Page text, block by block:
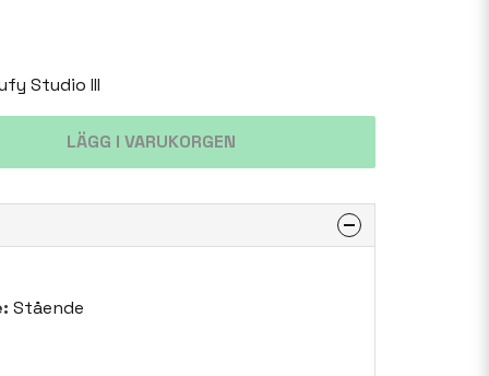
Studio III
LÄGG I VARUKORGEN
Stående